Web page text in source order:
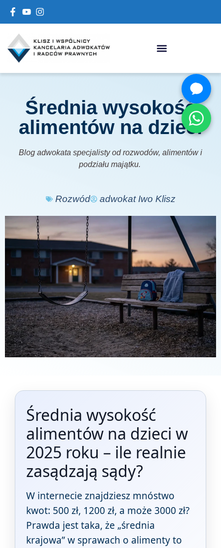
Średnia wysokość
alimentów na dzieci
Blog adwokata specjalisty od rozwodów, alimentów i
podziału majątku.
Rozwód adwokat Iwo Klisz
Średnia wysokość
alimentów na dzieci w
2025 roku – ile realnie
zasądzają sądy?
W internecie znajdziesz mnóstwo
kwot: 500 zł, 1200 zł, a może 3000 zł?
Prawda jest taka, że „średnia
krajowa” w sprawach o alimenty to